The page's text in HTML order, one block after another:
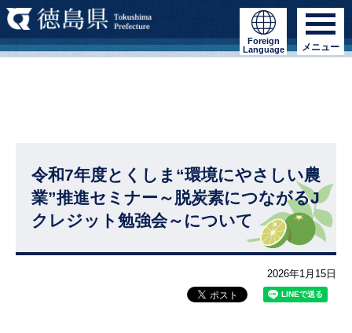
Foreign
Language
メニュー
令和7年度とくしま“環境にやさしい農
業”推進セミナー～脱炭素につながるJ
クレジット勉強会～について
2026年1月15日